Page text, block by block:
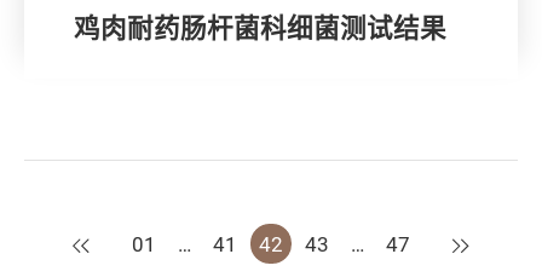
鸡肉耐药肠杆菌科细菌测试结果
上一页
01 … 41 42 43 … 47 下一页